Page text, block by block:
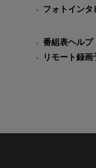
フォトインタ
番組表ヘルプ
リモート録画